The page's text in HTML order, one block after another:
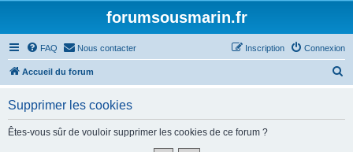
forumsousmarin.fr
FAQ Nous contacter Connexion
Inscription
Accueil du forum
Supprimer les cookies
Êtes-vous sûr de vouloir supprimer les cookies de ce forum ?